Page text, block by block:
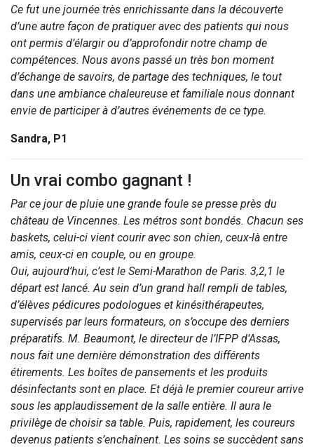
Ce fut une journée très enrichissante dans la découverte
d’une autre façon de pratiquer avec des patients qui nous
ont permis d’élargir ou d’approfondir notre champ de
compétences. Nous avons passé un très bon moment
d’échange de savoirs, de partage des techniques, le tout
dans une ambiance chaleureuse et familiale nous donnant
envie de participer à d’autres événements de ce type.
Sandra, P1
Un vrai combo gagnant !
Par ce jour de pluie une grande foule se presse près du
château de Vincennes. Les métros sont bondés. Chacun ses
baskets, celui-ci vient courir avec son chien, ceux-là entre
amis, ceux-ci en couple, ou en groupe.
Oui, aujourd’hui, c’est le Semi-Marathon de Paris. 3,2,1 le
départ est lancé. Au sein d’un grand hall rempli de tables,
d’élèves pédicures podologues et kinésithérapeutes,
supervisés par leurs formateurs, on s’occupe des derniers
préparatifs. M. Beaumont, le directeur de l’IFPP d’Assas,
nous fait une dernière démonstration des différents
étirements. Les boîtes de pansements et les produits
désinfectants sont en place. Et déjà le premier coureur arrive
sous les applaudissement de la salle entière. Il aura le
privilège de choisir sa table. Puis, rapidement, les coureurs
devenus patients s’enchaînent. Les soins se succèdent sans